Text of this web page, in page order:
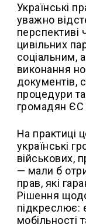
Українські
уважно
перспективі
цивільних
соціальним,
виконання
документів,
процедури
громадян ЄС
На практиці
українські
військових,
— мали б
прав, які
Рішення
підкреслює:
мобільності